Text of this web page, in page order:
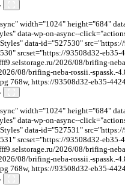
width="1024" height="684"
data-wp-on-async--
data-id="527530"
srcset="https://93508d32-
2026/08/brifing-
08/brifing-neba-rossii.-
768w, https://93508d32-eb35-
width="1024" height="684"
data-wp-on-async--
data-id="527531"
srcset="https://93508d32-
2026/08/brifing-
08/brifing-neba-rossii.-
768w, https://93508d32-eb35-